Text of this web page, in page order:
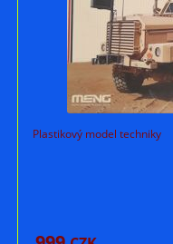
Plastikový model techniky